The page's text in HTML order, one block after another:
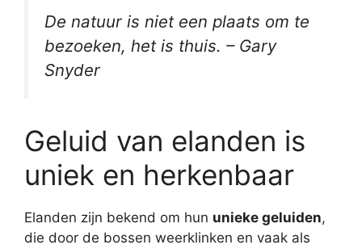
De natuur is niet een plaats om te
bezoeken, het is thuis. – Gary
Snyder
Geluid van elanden is
uniek en herkenbaar
Elanden zijn bekend om hun unieke geluiden,
die door de bossen weerklinken en vaak als